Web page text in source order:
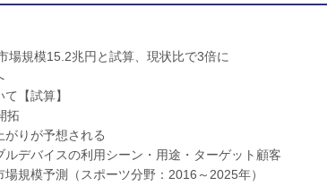
規模15.2兆円と試算、現状比で3倍に
【試算】
拓
りが予想される
バイスの利用シーン・用途・ターゲット顧客
模予測（スポーツ分野：2016～2025年）